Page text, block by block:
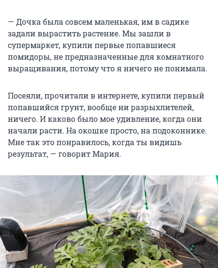
— Дочка была совсем маленькая, им в садике
задали вырастить растение. Мы зашли в
супермаркет, купили первые попавшиеся
помидоры, не предназначенные для комнатного
выращивания, потому что я ничего не понимала.
Посеяли, прочитали в интернете, купили первый
попавшийся грунт, вообще ни разрыхлителей,
ничего. И каково было мое удивление, когда они
начали расти. На окошке просто, на подоконнике.
Мне так это понравилось, когда ты видишь
результат, — говорит Мария.